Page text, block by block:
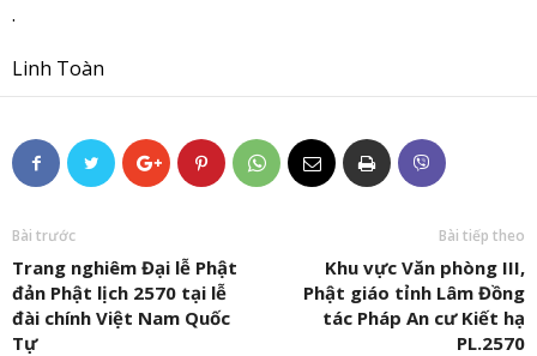
.
Linh Toàn
Bài trước
Trang nghiêm Đại lễ Phật
đản Phật lịch 2570 tại lễ
đài chính Việt Nam Quốc
Tự
Bài tiếp theo
Khu vực Văn phòng III,
Phật giáo tỉnh Lâm Đồng
tác Pháp An cư Kiết hạ
PL.2570